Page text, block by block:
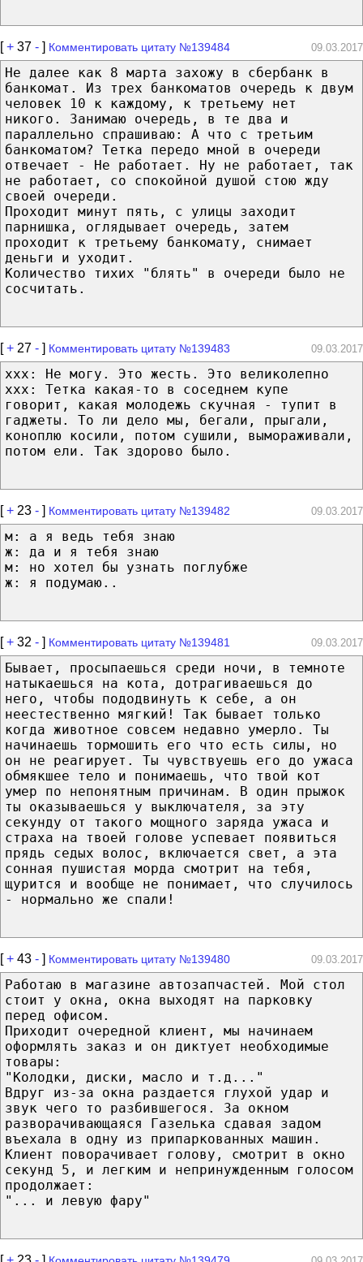
[+ 37 - ] Комментировать цитату №139484 09.03.2017
Не далее как 8 марта захожу в сбербанк в
банкомат. Из трех банкоматов очередь к двум
человек 10 к каждому, к третьему нет
никого. Занимаю очередь, в те два и
параллельно спрашиваю: А что с третьим
банкоматом? Тетка передо мной в очереди
отвечает - Не работает. Ну не работает, так
не работает, со спокойной душой стою жду
своей очереди.
Проходит минут пять, с улицы заходит
парнишка, оглядывает очередь, затем
проходит к третьему банкомату, снимает
деньги и уходит.
Количество тихих "блять" в очереди было не
сосчитать.
[+ 27 - ] Комментировать цитату №139483 09.03.2017
xxx: Не могу. Это жесть. Это великолепно
xxx: Тетка какая-то в соседнем купе
говорит, какая молодежь скучная - тупит в
гаджеты. То ли дело мы, бегали, прыгали,
коноплю косили, потом сушили, вымораживали,
потом ели. Так здорово было.
[+ 23 - ] Комментировать цитату №139482 09.03.2017
м: а я ведь тебя знаю
ж: да и я тебя знаю
м: но хотел бы узнать поглубже
ж: я подумаю..
[+ 32 - ] Комментировать цитату №139481 09.03.2017
Бывает, просыпаешься среди ночи, в темноте
натыкаешься на кота, дотрагиваешься до
него, чтобы пододвинуть к себе, а он
неестественно мягкий! Так бывает только
когда животное совсем недавно умерло. Ты
начинаешь тормошить его что есть силы, но
он не реагирует. Ты чувствуешь его до ужаса
обмякшее тело и понимаешь, что твой кот
умер по непонятным причинам. В один прыжок
ты оказываешься у выключателя, за эту
секунду от такого мощного заряда ужаса и
страха на твоей голове успевает появиться
прядь седых волос, включается свет, а эта
сонная пушистая морда смотрит на тебя,
щурится и вообще не понимает, что случилось
- нормально же спали!
[+ 43 - ] Комментировать цитату №139480 09.03.2017
Работаю в магазине автозапчастей. Мой стол
стоит у окна, окна выходят на парковку
перед офисом.
Приходит очередной клиент, мы начинаем
оформлять заказ и он диктует необходимые
товары:
"Колодки, диски, масло и т.д..."
Вдруг из-за окна раздается глухой удар и
звук чего то разбившегося. За окном
разворачивающаяся Газелька сдавая задом
въехала в одну из припаркованных машин.
Клиент поворачивает голову, смотрит в окно
секунд 5, и легким и непринужденным голосом
продолжает:
"... и левую фару"